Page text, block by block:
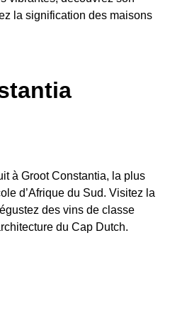
la signification des maisons
à Groot Constantia, la plus
d’Afrique du Sud. Visitez la
des vins de classe
du Cap Dutch.